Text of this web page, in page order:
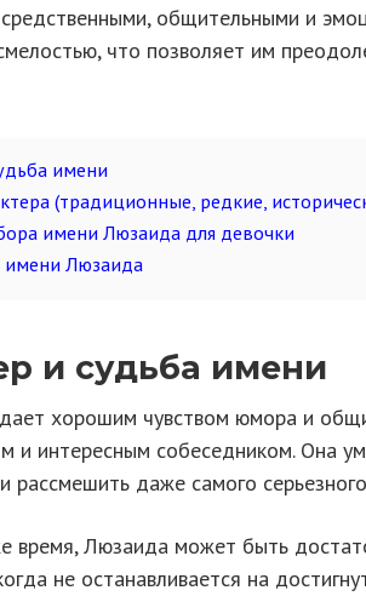
общительными и
что позволяет им
имени
(традиционные, редкие,
имени Люзаида для девочки
имени Люзаида
и судьба имени
хорошим чувством юмора и
и интересным собеседником. Она
рассмешить даже самого
время, Люзаида может быть
не останавливается на